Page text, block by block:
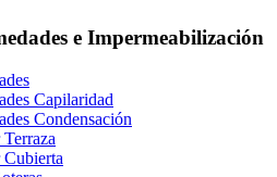
e Impermeabilización
Capilaridad
Condensación